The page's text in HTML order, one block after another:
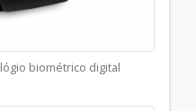
biométrico digital